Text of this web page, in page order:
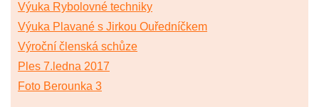
Výuka Rybolovné techniky
Výuka Plavané s Jirkou Ouředníčkem
Výroční členská schůze
Ples 7.ledna 2017
Foto Berounka 3